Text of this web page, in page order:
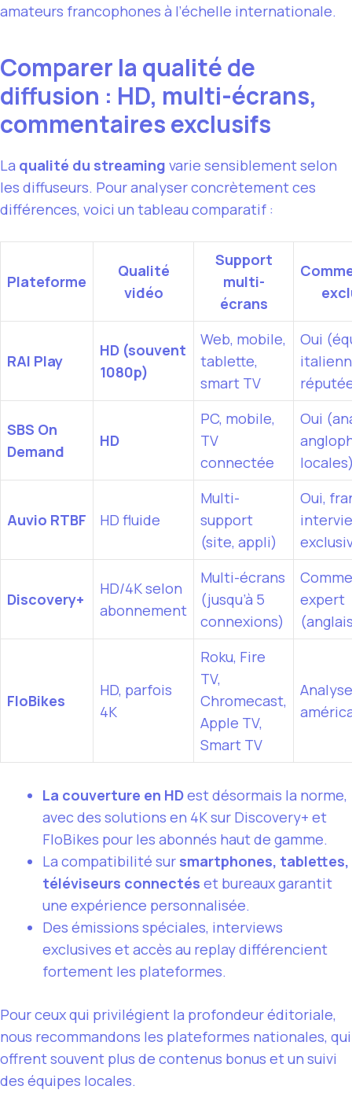
amateurs francophones à l’échelle internationale.
Comparer la qualité de
diffusion : HD, multi-écrans,
commentaires exclusifs
La qualité du streaming varie sensiblement selon
les diffuseurs. Pour analyser concrètement ces
différences, voici un tableau comparatif :
Plateforme
Qualité
vidéo
Support
multi-
écrans
RAI Play
HD (souvent
1080p)
Web, mobile,
tablette,
smart TV
Oui
SBS On
Demand
HD
PC, mobile,
TV
connectée
Oui
Auvio RTBF HD fluide
Multi-
support
(site, appli)
Oui,
Discovery+
HD/4K selon
abonnement
Multi-écrans
(jusqu’à 5
connexions)
expert
FloBikes
HD, parfois
4K
Roku, Fire
TV,
Chromecast,
Apple TV,
Smart TV
La couverture en HDest désormais la norme,
avec des solutions en 4K sur Discovery+ et
FloBikes pour les abonnés haut de gamme.
La compatibilité sur smartphones, tablettes,
téléviseurs connectés et bureaux garantit
une expérience personnalisée.
Des émissions spéciales, interviews
exclusives et accès au replay différencient
fortement les plateformes.
Pour ceux qui privilégient la profondeur éditoriale,
nous recommandons les plateformes nationales, qui
offrent souvent plus de contenus bonus et un suivi
des équipes locales.